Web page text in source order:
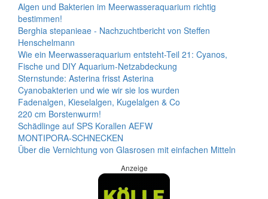
Algen und Bakterien im Meerwasseraquarium richtig
bestimmen!
Berghia stepanieae - Nachzuchtbericht von Steffen
Henschelmann
Wie ein Meerwasseraquarium entsteht-Teil 21: Cyanos,
Fische und DIY Aquarium-Netzabdeckung
Sternstunde: Asterina frisst Asterina
Cyanobakterien und wie wir sie los wurden
Fadenalgen, Kieselalgen, Kugelalgen & Co
220 cm Borstenwurm!
Schädlinge auf SPS Korallen AEFW
MONTIPORA-SCHNECKEN
Über die Vernichtung von Glasrosen mit einfachen Mitteln
Anzeige